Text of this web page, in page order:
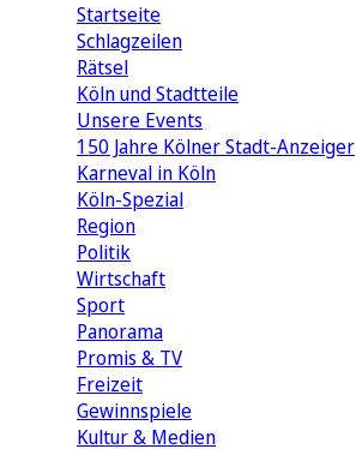
Startseite
Schlagzeilen
Rätsel
Köln und Stadtteile
Unsere Events
150 Jahre Kölner Stadt-Anzeiger
Karneval in Köln
Köln-Spezial
Region
Politik
Wirtschaft
Sport
Panorama
Promis & TV
Freizeit
Gewinnspiele
Kultur & Medien